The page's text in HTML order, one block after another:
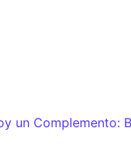
un Complemento: